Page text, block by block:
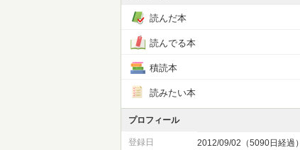
読んだ本
読んでる本
積読本
読みたい本
プロフィール
登録日 2012/09/02（5090日経過）